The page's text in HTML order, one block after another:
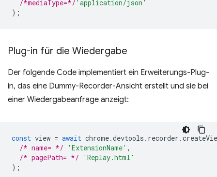
/*mediaType=*/ 'application/json'
);
Plug-in für die Wiedergabe
Der folgende Code implementiert ein Erweiterungs-Plug-
in, das eine Dummy-Recorder-Ansicht erstellt und sie bei
einer Wiedergabeanfrage anzeigt:
const view = await chrome.devtools . recorder .
/* name= */
'ExtensionName' ,
/* pagePath= */
'Replay.html'
);